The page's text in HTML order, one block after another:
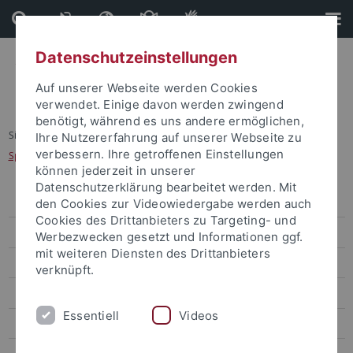
Direkt
zum
Inhalt
Direkt
zur
Fußleiste
Sie sind hier: Startseite
...
Sprachen, Geschichten und Kulturen des Nahen Ostens
Studierenden-ABC
Tübingen als Studienort
Angebote für Studieninteressierte
Hinweise Studienwahl und Bewerbung
Datenschutzeinstellungen
Auf unserer Webseite werden Cookies
verwendet. Einige davon werden zwingend
benötigt, während es uns andere ermöglichen,
Ihre Nutzererfahrung auf unserer Webseite zu
verbessern. Ihre getroffenen Einstellungen
können jederzeit in unserer
Datenschutzerklärung bearbeitet werden. Mit
den Cookies zur Videowiedergabe werden auch
Cookies des Drittanbieters zu Targeting- und
Werbezwecken gesetzt und Informationen ggf.
mit weiteren Diensten des Drittanbieters
verknüpft.
Essentiell Videos